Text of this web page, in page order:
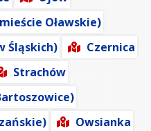
Oławskie)
Śląskich)
Czernica
Strachów
Owsianka